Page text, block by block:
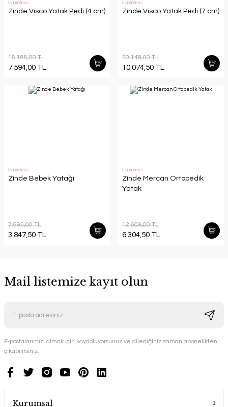
İNDİRİMLİ
Zinde Visco Yatak Pedi (4 cm)
15.188,00 TL
7.594,00 TL
İNDİRİMLİ
Zinde Visco Yatak Pedi (7 cm)
20.149,00 TL
10.074,50 TL
İNDİRİMLİ
Zinde Bebek Yatağı
7.695,00 TL
3.847,50 TL
İNDİRİMLİ
Zinde Mercan Ortopedik
Yatak
12.609,00 TL
6.304,50 TL
Mail listemize kayıt olun
E-postalarımızı almak için kaydoluyorsunuz ve dilediğiniz zaman abonelikten
çıkabilirsiniz.
Kurumsal